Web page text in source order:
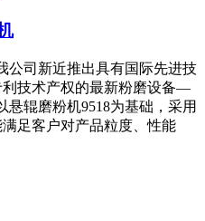
公司新近推出具有国际先进技
技术产权的最新粉磨设备—
辊磨粉机9518为基础，采用
足客户对产品粒度、性能